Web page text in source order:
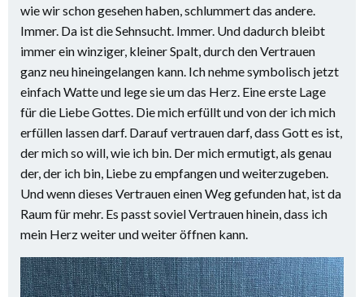
wie wir schon gesehen haben, schlummert das andere.
Immer. Da ist die Sehnsucht. Immer. Und dadurch bleibt
immer ein winziger, kleiner Spalt, durch den Vertrauen
ganz neu hineingelangen kann. Ich nehme symbolisch jetzt
einfach Watte und lege sie um das Herz. Eine erste Lage
für die Liebe Gottes. Die mich erfüllt und von der ich mich
erfüllen lassen darf. Darauf vertrauen darf, dass Gott es ist,
der mich so will, wie ich bin. Der mich ermutigt, als genau
der, der ich bin, Liebe zu empfangen und weiterzugeben.
Und wenn dieses Vertrauen einen Weg gefunden hat, ist da
Raum für mehr. Es passt soviel Vertrauen hinein, dass ich
mein Herz weiter und weiter öffnen kann.